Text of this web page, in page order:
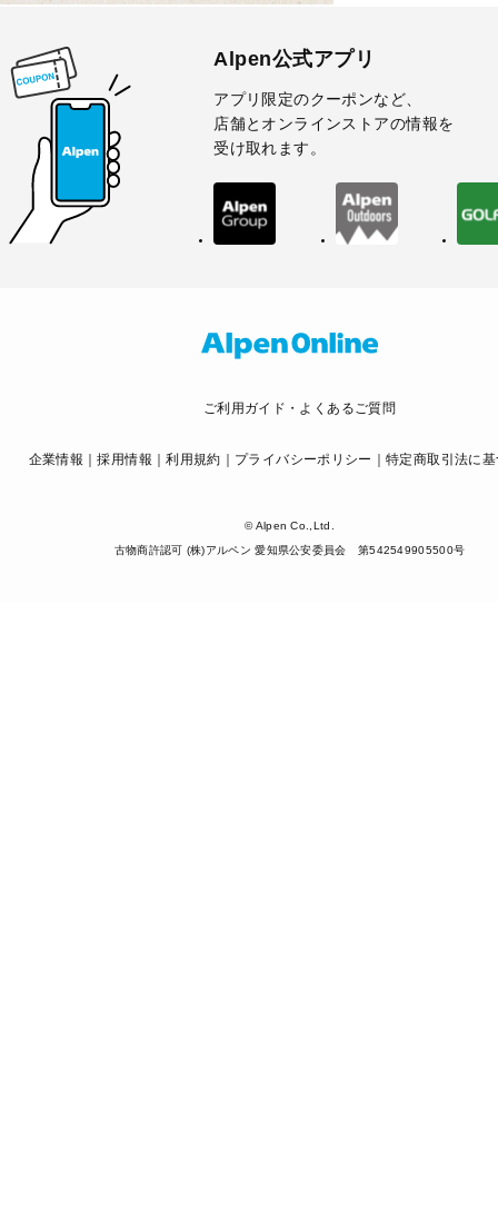
Alpen公式アプリ
アプリ限定のクーポンなど、
店舗とオンラインストアの情報を
受け取れます。
ご利用ガイド・よくあるご質問
企業情報 採用情報 利用規約 プライバシーポリシー 特定商取引法に
© Alpen Co.,Ltd.
古物商許認可 (株)アルペン 愛知県公安委員会 第542549905500号